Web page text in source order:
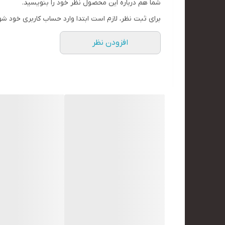
شما هم درباره این محصول نظر خود را بنویسید.
برای ثبت نظر، لازم است ابتدا وارد حساب کاربری خود
افزودن نظر